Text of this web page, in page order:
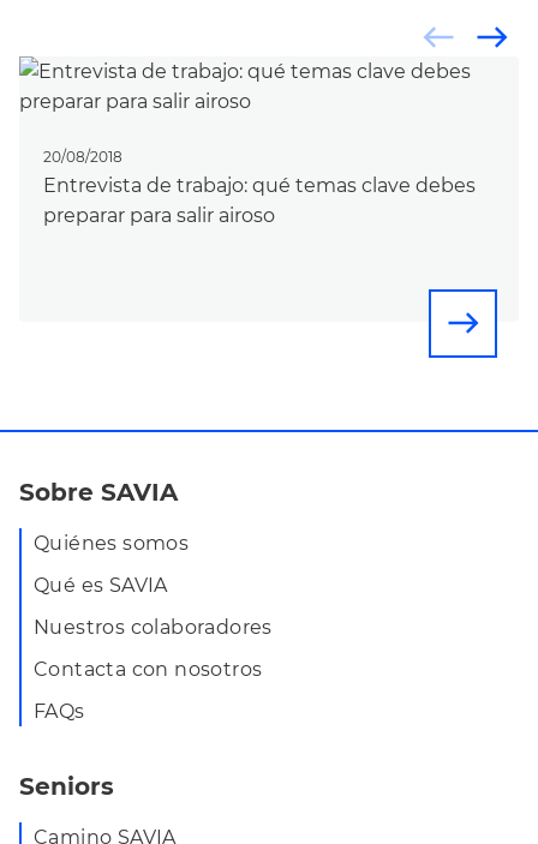
20/08/2018
Entrevista de trabajo: qué temas clave debes
preparar para salir airoso
east
east
west
Sobre SAVIA
Quiénes somos
Qué es SAVIA
Nuestros colaboradores
Contacta con nosotros
FAQs
Seniors
Camino SAVIA